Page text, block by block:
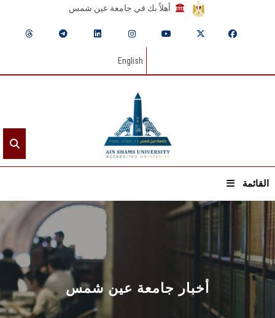
أهلاً بك في جامعة عين شمس
English
القائمة
الرئيسيـة
عن الجامعة
القطاعـات أخبار جامعة عين شمس